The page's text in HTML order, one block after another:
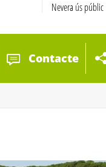
Nevera ús públic
Contacte